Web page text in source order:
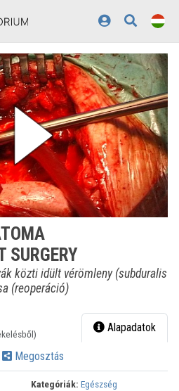
SURGERY
közti idült vérömleny (subduralis
(reoperáció)
Alapadatok
Megosztás
Kategóriák: Egészség